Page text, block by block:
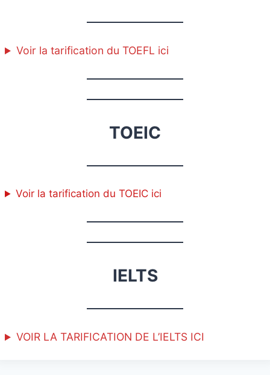
Voir la tarification du TOEFL ici
TOEIC
Voir la tarification du TOEIC ici
IELTS
VOIR LA TARIFICATION DE L’IELTS ICI